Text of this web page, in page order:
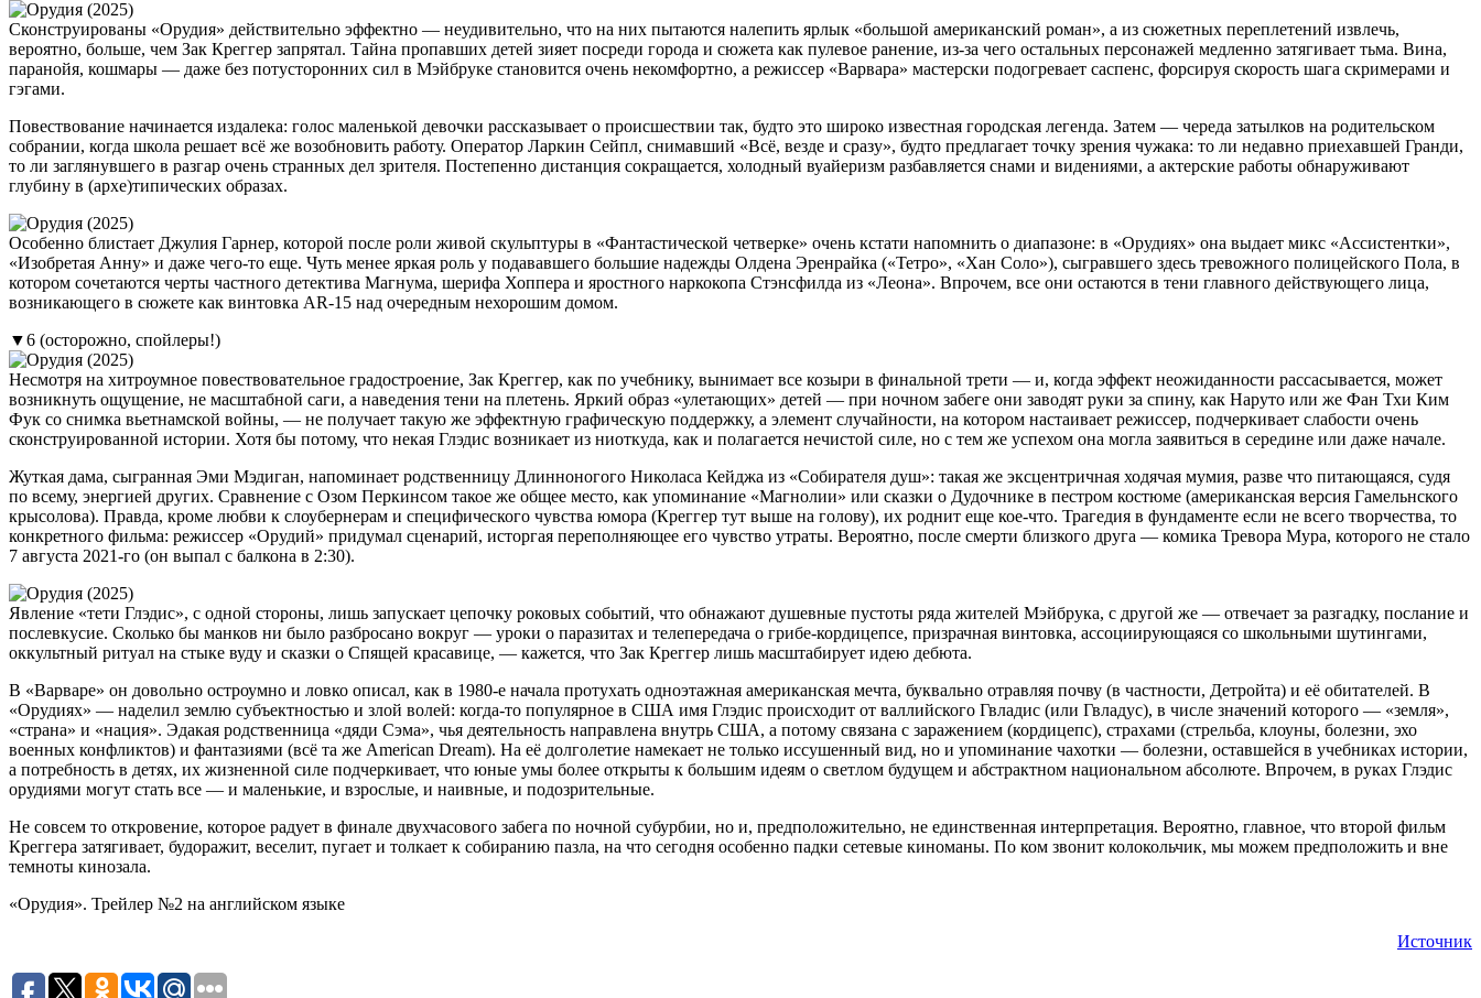
Сконструированы «Орудия» действительно эффектно — неудивительно, что на них пытаются налепить ярлык «большой американский роман», а из сюжетных переплетений извлечь,
вероятно, больше, чем Зак Креггер запрятал. Тайна пропавших детей зияет посреди города и сюжета как пулевое ранение, из-за чего остальных персонажей медленно затягивает тьма. Вина,
паранойя, кошмары — даже без потусторонних сил в Мэйбруке становится очень некомфортно, а режиссер «Варвара» мастерски подогревает саспенс, форсируя скорость шага скримерами и
гэгами.
Повествование начинается издалека: голос маленькой девочки рассказывает о происшествии так, будто это широко известная городская легенда. Затем — череда затылков на родительском
собрании, когда школа решает всё же возобновить работу. Оператор Ларкин Сейпл, снимавший «Всё, везде и сразу», будто предлагает точку зрения чужака: то ли недавно приехавшей Гранди,
то ли заглянувшего в разгар очень странных дел зрителя. Постепенно дистанция сокращается, холодный вуайеризм разбавляется снами и видениями, а актерские работы обнаруживают
глубину в (архе)типических образах.
Особенно блистает Джулия Гарнер, которой после роли живой скульптуры в «Фантастической четверке» очень кстати напомнить о диапазоне: в «Орудиях» она выдает микс «Ассистентки»,
«Изобретая Анну» и даже чего-то еще. Чуть менее яркая роль у подававшего большие надежды Олдена Эренрайка («Тетро», «Хан Соло»), сыгравшего здесь тревожного полицейского Пола, в
котором сочетаются черты частного детектива Магнума, шерифа Хоппера и яростного наркокопа Стэнсфилда из «Леона». Впрочем, все они остаются в тени главного действующего лица,
возникающего в сюжете как винтовка AR-15 над очередным нехорошим домом.
▼6 (осторожно, спойлеры!)
Несмотря на хитроумное повествовательное градостроение, Зак Креггер, как по учебнику, вынимает все козыри в финальной трети — и, когда эффект неожиданности рассасывается, может
возникнуть ощущение, не масштабной саги, а наведения тени на плетень. Яркий образ «улетающих» детей — при ночном забеге они заводят руки за спину, как Наруто или же Фан Тхи Ким
Фук со снимка вьетнамской войны, — не получает такую же эффектную графическую поддержку, а элемент случайности, на котором настаивает режиссер, подчеркивает слабости очень
сконструированной истории. Хотя бы потому, что некая Глэдис возникает из ниоткуда, как и полагается нечистой силе, но с тем же успехом она могла заявиться в середине или даже начале.
Жуткая дама, сыгранная Эми Мэдиган, напоминает родственницу Длинноногого Николаса Кейджа из «Собирателя душ»: такая же эксцентричная ходячая мумия, разве что питающаяся, судя
по всему, энергией других. Сравнение с Озом Перкинсом такое же общее место, как упоминание «Магнолии» или сказки о Дудочнике в пестром костюме (американская версия Гамельнского
крысолова). Правда, кроме любви к слоубернерам и специфического чувства юмора (Креггер тут выше на голову), их роднит еще кое-что. Трагедия в фундаменте если не всего творчества, то
конкретного фильма: режиссер «Орудий» придумал сценарий, исторгая переполняющее его чувство утраты. Вероятно, после смерти близкого друга — комика Тревора Мура, которого не стало
7 августа 2021-го (он выпал с балкона в 2:30).
Явление «тети Глэдис», с одной стороны, лишь запускает цепочку роковых событий, что обнажают душевные пустоты ряда жителей Мэйбрука, с другой же — отвечает за разгадку, послание и
послевкусие. Сколько бы манков ни было разбросано вокруг — уроки о паразитах и телепередача о грибе-кордицепсе, призрачная винтовка, ассоциирующаяся со школьными шутингами,
оккультный ритуал на стыке вуду и сказки о Спящей красавице, — кажется, что Зак Креггер лишь масштабирует идею дебюта.
В «Варваре» он довольно остроумно и ловко описал, как в 1980-е начала протухать одноэтажная американская мечта, буквально отравляя почву (в частности, Детройта) и её обитателей. В
«Орудиях» — наделил землю субъектностью и злой волей: когда-то популярное в США имя Глэдис происходит от валлийского Гвладис (или Гвладус), в числе значений которого — «земля»,
«страна» и «нация». Эдакая родственница «дяди Сэма», чья деятельность направлена внутрь США, а потому связана с заражением (кордицепс), страхами (стрельба, клоуны, болезни, эхо
военных конфликтов) и фантазиями (всё та же American Dream). На её долголетие намекает не только иссушенный вид, но и упоминание чахотки — болезни, оставшейся в учебниках истории,
а потребность в детях, их жизненной силе подчеркивает, что юные умы более открыты к большим идеям о светлом будущем и абстрактном национальном абсолюте. Впрочем, в руках Глэдис
орудиями могут стать все — и маленькие, и взрослые, и наивные, и подозрительные.
Не совсем то откровение, которое радует в финале двухчасового забега по ночной субурбии, но и, предположительно, не единственная интерпретация. Вероятно, главное, что второй фильм
Креггера затягивает, будоражит, веселит, пугает и толкает к собиранию пазла, на что сегодня особенно падки сетевые киноманы. По ком звонит колокольчик, мы можем предположить и вне
темноты кинозала.
«Орудия». Трейлер №2 на английском языке
Источник